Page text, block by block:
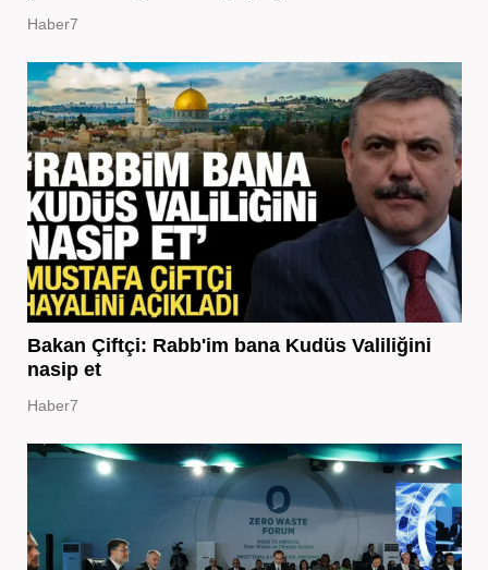
Haber7
Bakan Çiftçi: Rabb'im bana Kudüs Valiliğini
nasip et
Haber7